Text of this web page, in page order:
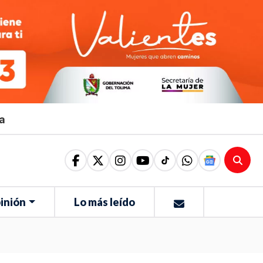
Lo más leído